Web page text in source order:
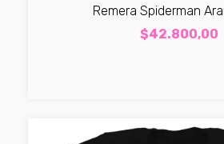
Remera Spiderman
$42.800,00